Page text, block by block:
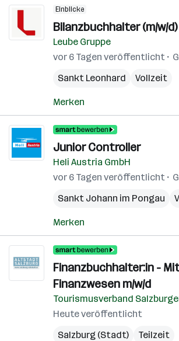
Einblicke
Bilanzbuchhalter (m/w/d)
Leube Gruppe
vor 6 Tagen veröffentlicht
Sankt Leonhard
Vollzeit
Merken
Junior Controller
Heli Austria GmbH
vor 6 Tagen veröffentlicht
Sankt Johann im Pongau
Merken
Finanzbuchhalter:in -
Finanzwesen m/w/d
Tourismusverband
Heute veröffentlicht
Salzburg (Stadt)
Teilzeit